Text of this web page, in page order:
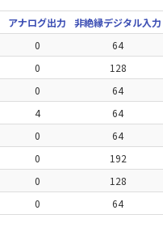
アナログ出力
非絶縁デジタル入力
0
64
0
128
0
64
4
64
0
64
0
192
0
128
0 64